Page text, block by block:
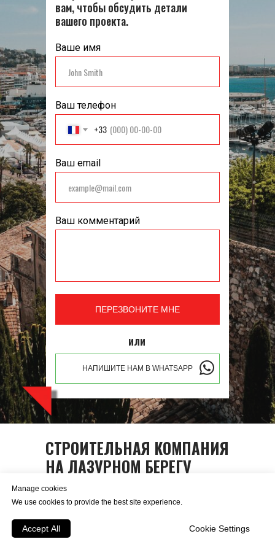
Manage cookies
We use cookies to provide the best site experience.
Accept All Cookie Settings
вам, чтобы обсудить детали
вашего проекта.
или
Ваше имя
Ваш телефон
+33
Ваш email
Ваш комментарий
ПЕРЕЗВОНИТЕ МНЕ
НАПИШИТЕ НАМ В WHATSAPP
СТРОИТЕЛЬНАЯ КОМПАНИЯ
НА ЛАЗУРНОМ БЕРЕГУ
Construction”
возводит и ремонтирует
объекты на Лазурном берегу Франции.